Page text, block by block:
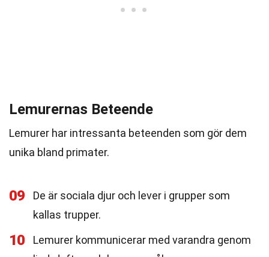
Lemurernas Beteende
Lemurer har intressanta beteenden som gör dem
unika bland primater.
09
De är sociala djur och lever i grupper som
kallas trupper.
10
Lemurer kommunicerar med varandra genom